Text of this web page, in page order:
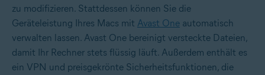
zu modifizieren. Stattdessen können Sie die
Geräteleistung Ihres Macs mit Avast One automatisch
verwalten lassen. Avast One bereinigt versteckte Dateien,
damit Ihr Rechner stets flüssig läuft. Außerdem enthält es
ein VPN und preisgekrönte Sicherheitsfunktionen, die